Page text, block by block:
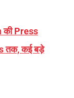
की Press
तक, कई बड़े